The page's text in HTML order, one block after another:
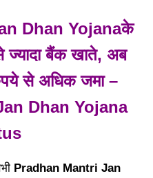
Dhan Yojanaके
बैंक खाते, अब
से अधिक जमा –
Dhan Yojana
Pradhan Mantri Jan